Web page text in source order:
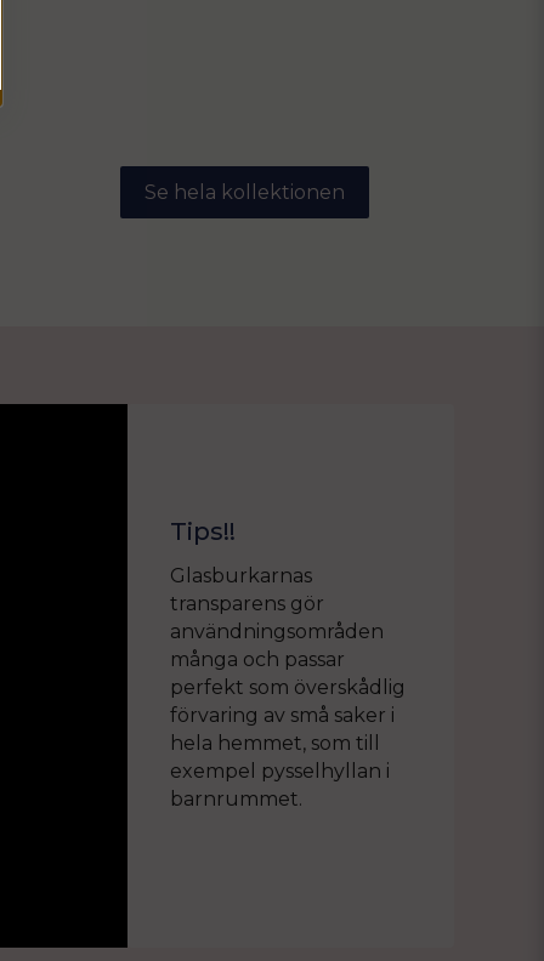
Se hela kollektionen
Tips!!
Glasburkarnas
transparens gör
användningsområden
många och passar
perfekt som överskådlig
förvaring av små saker i
hela hemmet, som till
exempel pysselhyllan i
barnrummet.